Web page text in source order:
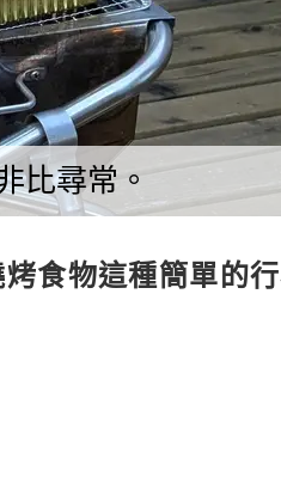
比尋常。
食物這種簡單的